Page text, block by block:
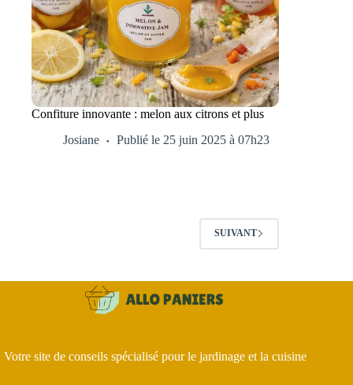
Confiture innovante : melon aux citrons et plus
Josiane
Publié le 25 juin 2025 à 07h23
SUIVANT
Votre site de conseils spécialisé pour le jardinage et la cuisine